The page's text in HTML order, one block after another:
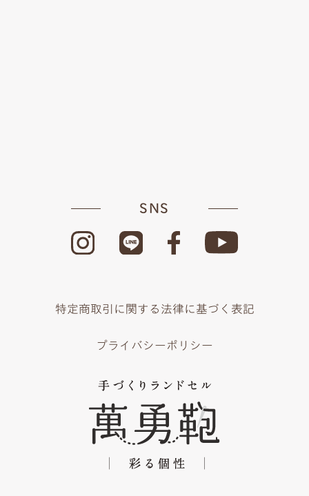
SNS
特定商取引に関する法律に基づく表記
プライバシーポリシー